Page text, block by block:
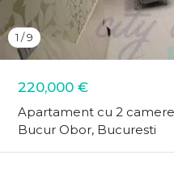
220,000 €
Apartament cu 2
Bucur Obor, Bucuresti
1 /9